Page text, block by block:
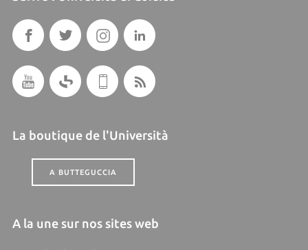
La boutique de l'Università
A BUTTEGUCCIA
A la une sur nos sites web